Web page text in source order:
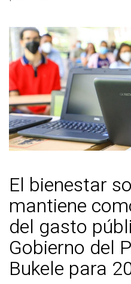
El bienestar
mantiene
del gasto
Gobierno del
Bukele para